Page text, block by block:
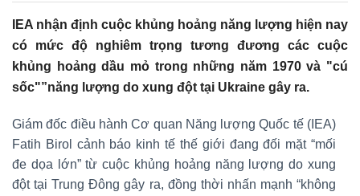
IEA nhận định cuộc khủng hoảng năng lượng hiện nay
có mức độ nghiêm trọng tương đương các cuộc
khủng hoảng dầu mỏ trong những năm 1970 và "cú
sốc"”năng lượng do xung đột tại Ukraine gây ra.
Giám đốc điều hành Cơ quan Năng lượng Quốc tế (IEA)
Fatih Birol cảnh báo kinh tế thế giới đang đối mặt “mối
đe dọa lớn” từ cuộc khủng hoảng năng lượng do xung
đột tại Trung Đông gây ra, đồng thời nhấn mạnh “không